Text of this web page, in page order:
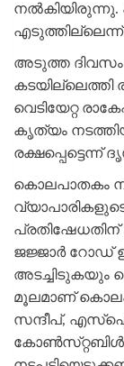
നൽകിയിരുന്നു.
അടുത്ത ദിവസം
കടയില്ലെത്തി
വെടിയേറ്റ
കൃത്യം
കൊലപാതകം
ജജ്ജാർ റോഡ്
അടച്ചിടുകയും
മൂലമാണ്
സന്ദീപ്,
കോണ്‍സ്‌റ്റബിൾ